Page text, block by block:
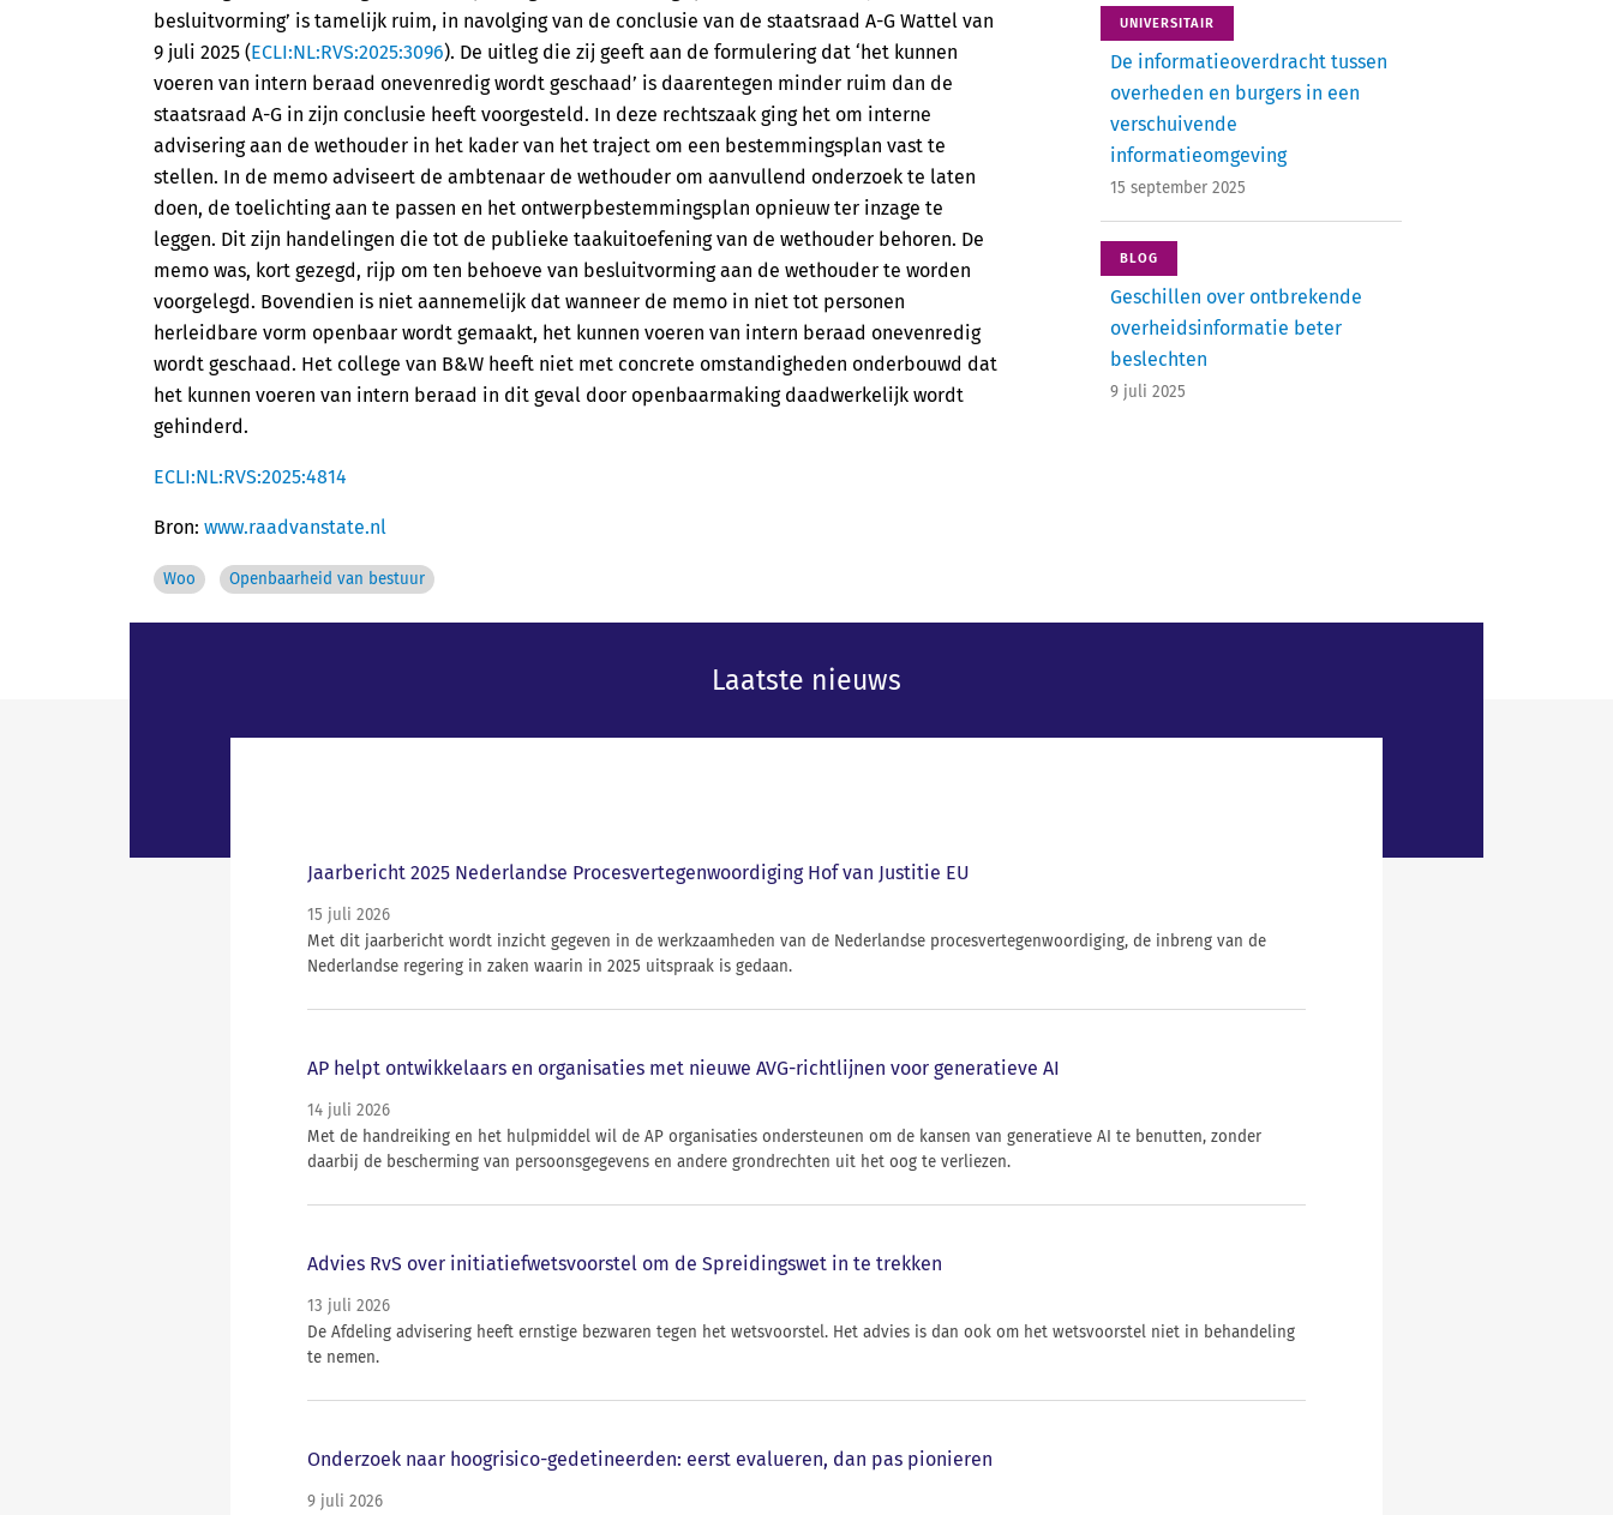
besluitvorming’ is tamelijk ruim, in navolging van de conclusie van de staatsraad A-G Wattel van
9 juli 2025 (ECLI:NL:RVS:2025:3096). De uitleg die zij geeft aan de formulering dat ‘het kunnen
voeren van intern beraad onevenredig wordt geschaad’ is daarentegen minder ruim dan de
staatsraad A-G in zijn conclusie heeft voorgesteld. In deze rechtszaak ging het om interne
advisering aan de wethouder in het kader van het traject om een bestemmingsplan vast te
stellen. In de memo adviseert de ambtenaar de wethouder om aanvullend onderzoek te laten
doen, de toelichting aan te passen en het ontwerpbestemmingsplan opnieuw ter inzage te
leggen. Dit zijn handelingen die tot de publieke taakuitoefening van de wethouder behoren. De
memo was, kort gezegd, rijp om ten behoeve van besluitvorming aan de wethouder te worden
voorgelegd. Bovendien is niet aannemelijk dat wanneer de memo in niet tot personen
herleidbare vorm openbaar wordt gemaakt, het kunnen voeren van intern beraad onevenredig
wordt geschaad. Het college van B&W heeft niet met concrete omstandigheden onderbouwd dat
het kunnen voeren van intern beraad in dit geval door openbaarmaking daadwerkelijk wordt
gehinderd.
ECLI:NL:RVS:2025:4814
Bron: www.raadvanstate.nl
Woo Openbaarheid van bestuur
UNIVERSITAIR
De informatieoverdracht tussen
overheden en burgers in een
verschuivende
informatieomgeving
15 september 2025
BLOG
Geschillen over ontbrekende
overheidsinformatie beter
beslechten
9 juli 2025
Laatste nieuws
Jaarbericht 2025 Nederlandse Procesvertegenwoordiging Hof van Justitie EU
15 juli 2026
Met dit jaarbericht wordt inzicht gegeven in de werkzaamheden van de Nederlandse procesvertegenwoordiging, de inbreng van de
Nederlandse regering in zaken waarin in 2025 uitspraak is gedaan.
AP helpt ontwikkelaars en organisaties met nieuwe AVG-richtlijnen voor generatieve AI
14 juli 2026
Met de handreiking en het hulpmiddel wil de AP organisaties ondersteunen om de kansen van generatieve AI te benutten, zonder
daarbij de bescherming van persoonsgegevens en andere grondrechten uit het oog te verliezen.
Advies RvS over initiatiefwetsvoorstel om de Spreidingswet in te trekken
13 juli 2026
De Afdeling advisering heeft ernstige bezwaren tegen het wetsvoorstel. Het advies is dan ook om het wetsvoorstel niet in behandeling
te nemen.
Onderzoek naar hoogrisico-gedetineerden: eerst evalueren, dan pas pionieren
9 juli 2026